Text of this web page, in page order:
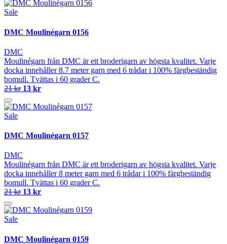
Sale
DMC Moulinégarn 0156
DMC
Moulinégarn från DMC är ett broderigarn av högsta kvalitet. Varje
docka innehåller 8.7 meter garn med 6 trådar i 100% färgbeständig
bomull. Tvättas i 60 grader C.
21 kr 13 kr
Sale
DMC Moulinégarn 0157
DMC
Moulinégarn från DMC är ett broderigarn av högsta kvalitet. Varje
docka innehåller 8 meter garn med 6 trådar i 100% färgbeständig
bomull. Tvättas i 60 grader C.
21 kr 13 kr
Sale
DMC Moulinégarn 0159